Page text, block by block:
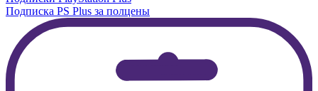
Подписка PS Plus за полцены